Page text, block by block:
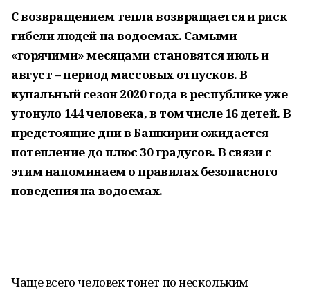
С возвращением тепла возвращается и риск
гибели людей на водоемах. Самыми
«горячими» месяцами становятся июль и
август – период массовых отпусков. В
купальный сезон 2020 года в республике уже
утонуло 144 человека, в том числе 16 детей. В
предстоящие дни в Башкирии ожидается
потепление до плюс 30 градусов. В связи с
этим напоминаем о правилах безопасного
поведения на водоемах.
Чаще всего человек тонет по нескольким